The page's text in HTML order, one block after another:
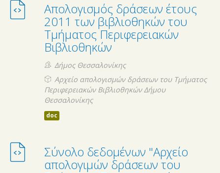
Απολογισμός δράσεων έτους
2011 των βιβλιοθηκών του
Τμήματος Περιφερειακών
Βιβλιοθηκών
Δήμος Θεσσαλονίκης
Αρχείο απολογισμών δράσεων του Τμήματος
Περιφερειακών Βιβλιοθηκών Δήμου
Θεσσαλονίκης
doc
Σύνολο δεδομένων "Αρχείο
απολογιμών δράσεων του